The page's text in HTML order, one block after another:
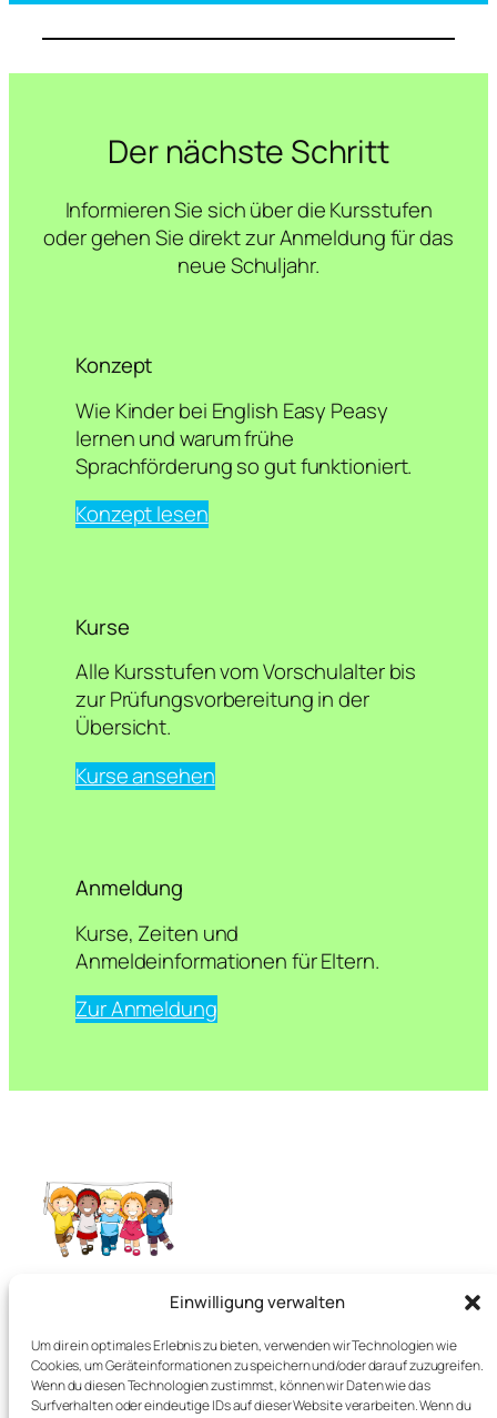
Einwilligung verwalten
Um dir ein optimales Erlebnis zu bieten, verwenden wir Technologien wie
Cookies, um Geräteinformationen zu speichern und/oder darauf zuzugreifen.
Wenn du diesen Technologien zustimmst, können wir Daten wie das
Surfverhalten oder eindeutige IDs auf dieser Website verarbeiten. Wenn du
Der nächste Schritt
Informieren Sie sich über die Kursstufen
oder gehen Sie direkt zur Anmeldung für das
neue Schuljahr.
Konzept
Wie Kinder bei English Easy Peasy
lernen und warum frühe
Sprachförderung so gut funktioniert.
Konzept lesen
Kurse
Alle Kursstufen vom Vorschulalter bis
zur Prüfungsvorbereitung in der
Übersicht.
Kurse ansehen
Anmeldung
Kurse, Zeiten und
Anmeldeinformationen für Eltern.
Zur Anmeldung
English Easy Peasy
Vorsprung für’s Leben